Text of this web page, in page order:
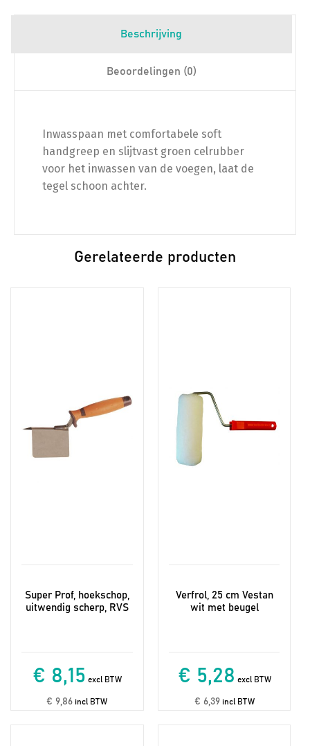
Beschrijving
Beoordelingen (0)
Inwasspaan met comfortabele soft
handgreep en slijtvast groen celrubber
voor het inwassen van de voegen, laat de
tegel schoon achter.
Gerelateerde producten
Super Prof, hoekschop,
uitwendig scherp, RVS
€ 8,15 excl BTW
€ 9,86 incl BTW
Verfrol, 25 cm Vestan
wit met beugel
€ 5,28 excl BTW
€ 6,39incl BTW